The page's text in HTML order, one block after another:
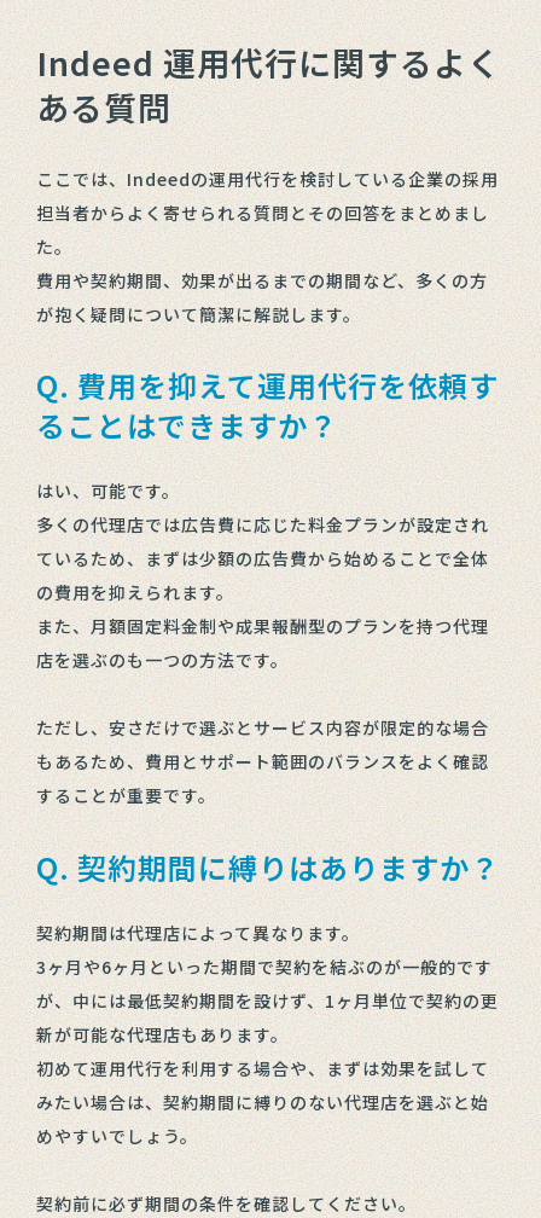
Indeed 運用代行に関するよく
ある質問
ここでは、Indeedの運用代行を検討している企業の採用
担当者からよく寄せられる質問とその回答をまとめまし
た。
費用や契約期間、効果が出るまでの期間など、多くの方
が抱く疑問について簡潔に解説します。
Q. 費用を抑えて運用代行を依頼す
ることはできますか？
はい、可能です。
多くの代理店では広告費に応じた料金プランが設定され
ているため、まずは少額の広告費から始めることで全体
の費用を抑えられます。
また、月額固定料金制や成果報酬型のプランを持つ代理
店を選ぶのも一つの方法です。
ただし、安さだけで選ぶとサービス内容が限定的な場合
もあるため、費用とサポート範囲のバランスをよく確認
することが重要です。
Q. 契約期間に縛りはありますか？
契約期間は代理店によって異なります。
3ヶ月や6ヶ月といった期間で契約を結ぶのが一般的です
が、中には最低契約期間を設けず、1ヶ月単位で契約の更
新が可能な代理店もあります。
初めて運用代行を利用する場合や、まずは効果を試して
みたい場合は、契約期間に縛りのない代理店を選ぶと始
めやすいでしょう。
契約前に必ず期間の条件を確認してください。